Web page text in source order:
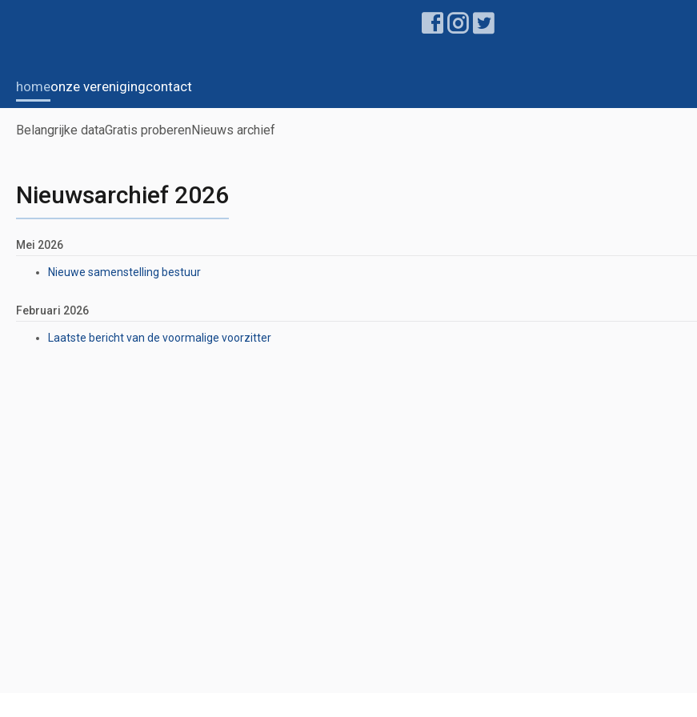
homeonze verenigingcontact
Belangrijke dataGratis proberenNieuws archief
Nieuwsarchief 2026
Mei 2026
Nieuwe samenstelling bestuur
Februari 2026
Laatste bericht van de voormalige voorzitter